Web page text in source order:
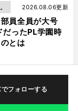
部員全員が大号
だったPL学園時
とは
2026.08.06更新
フォローする